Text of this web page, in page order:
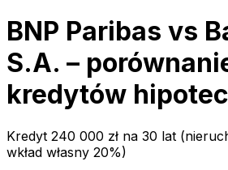
BNP Paribas vs
S.A. –
kredytów
Kredyt 240 000 zł na 30 lat
wkład własny 20%)